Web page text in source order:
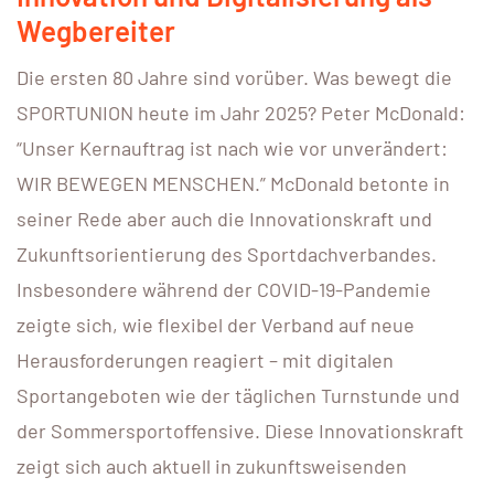
Wegbereiter
Die ersten 80 Jahre sind vorüber. Was bewegt die
SPORTUNION heute im Jahr 2025? Peter McDonald:
“Unser Kernauftrag ist nach wie vor unverändert:
WIR BEWEGEN MENSCHEN.” McDonald betonte in
seiner Rede aber auch die Innovationskraft und
Zukunftsorientierung des Sportdachverbandes.
Insbesondere während der COVID-19-Pandemie
zeigte sich, wie flexibel der Verband auf neue
Herausforderungen reagiert – mit digitalen
Sportangeboten wie der täglichen Turnstunde und
der Sommersportoffensive. Diese Innovationskraft
zeigt sich auch aktuell in zukunftsweisenden